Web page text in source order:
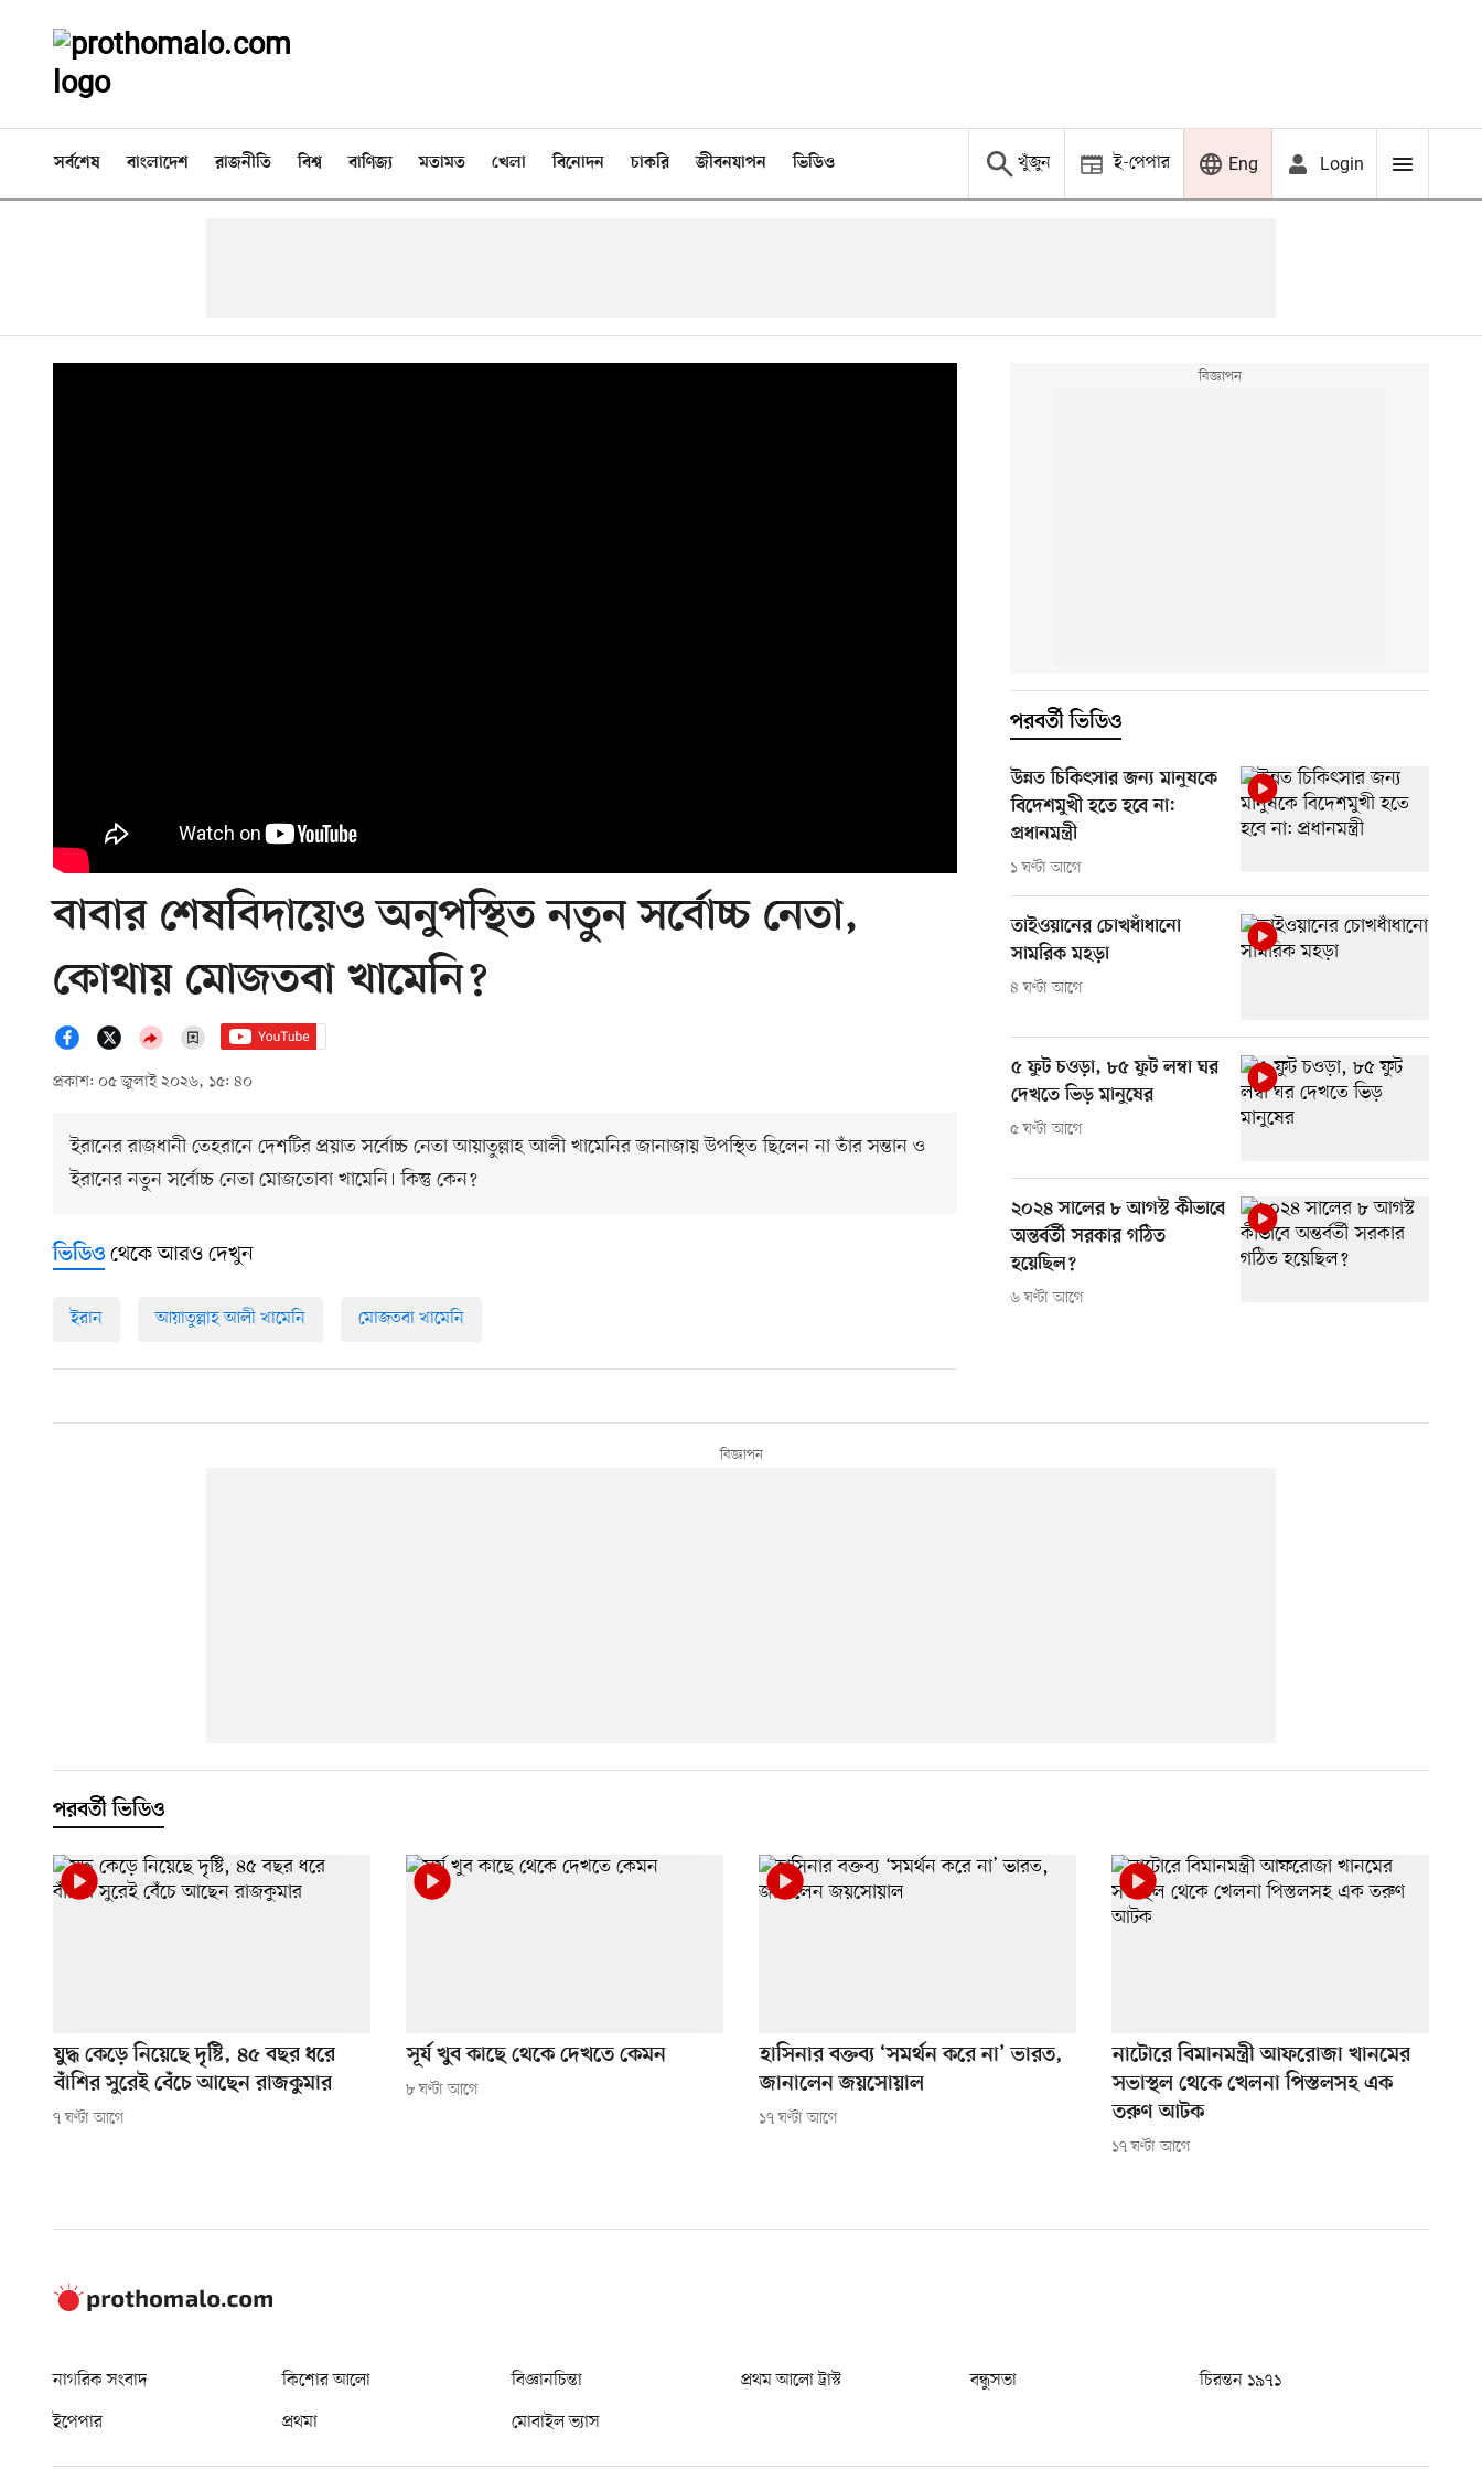
সর্বশেষ বাংলাদেশ রাজনীতি বিশ্ব বাণিজ্য মতামত খেলা বিনোদন চাকরি জীবনযাপন ভিডিও খুঁজুন ই-পেপার Eng Login
বাবার শেষবিদায়েও অনুপস্থিত নতুন সর্বোচ্চ নেতা,
কোথায় মোজতবা খামেনি?
প্রকাশ: ০৫ জুলাই ২০২৬, ১৫: ৪০
ইরানের রাজধানী তেহরানে দেশটির প্রয়াত সর্বোচ্চ নেতা আয়াতুল্লাহ আলী খামেনির জানাজায় উপস্থিত ছিলেন না তাঁর সন্তান ও
ইরানের নতুন সর্বোচ্চ নেতা মোজতোবা খামেনি। কিন্তু কেন?
পরবর্তী ভিডিও
উন্নত চিকিৎসার জন্য মানুষকে
বিদেশমুখী হতে হবে না:
প্রধানমন্ত্রী
১ ঘণ্টা আগে
তাইওয়ানের চোখধাঁধানো
সামরিক মহড়া
৪ ঘণ্টা আগে
৫ ফুট চওড়া, ৮৫ ফুট লম্বা ঘর
দেখতে ভিড় মানুষের
৫ ঘণ্টা আগে
২০২৪ সালের ৮ আগস্ট কীভাবে
অন্তর্বর্তী সরকার গঠিত
হয়েছিল?
৬ ঘণ্টা আগে
ভিডিও থেকে আরও দেখুন
ইরান আয়াতুল্লাহ আলী খামেনি মোজতবা খামেনি
পরবর্তী ভিডিও
যুদ্ধ কেড়ে নিয়েছে দৃষ্টি, ৪৫ বছর ধরে
বাঁশির সুরেই বেঁচে আছেন রাজকুমার
৭ ঘণ্টা আগে
সূর্য খুব কাছে থেকে দেখতে কেমন
৮ ঘণ্টা আগে
হাসিনার বক্তব্য ‘সমর্থন করে না’ ভারত,
জানালেন জয়সোয়াল
১৭ ঘণ্টা আগে
নাটোরে বিমানমন্ত্রী আফরোজা খানমের
সভাস্থল থেকে খেলনা পিস্তলসহ এক
তরুণ আটক
১৭ ঘণ্টা আগে
নাগরিক সংবাদ কিশোর আলো বিজ্ঞানচিন্তা প্রথম আলো ট্রাস্ট বন্ধুসভা
চিরন্তন ১৯৭১
ইপেপার
প্রথমা মোবাইল ভ্যাস